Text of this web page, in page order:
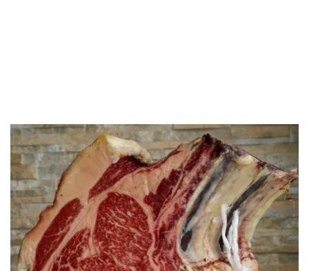
CARTA
MENÚS DE GRUPO
CARNES
BLOG
CONTACTO